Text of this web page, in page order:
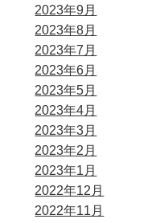
2023年9月
2023年8月
2023年7月
2023年6月
2023年5月
2023年4月
2023年3月
2023年2月
2023年1月
2022年12月
2022年11月